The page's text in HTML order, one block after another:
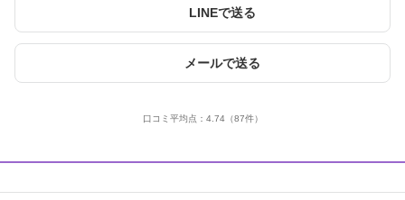
LINEで送る
メールで送る
口コミ平均点： 4.74（87件）